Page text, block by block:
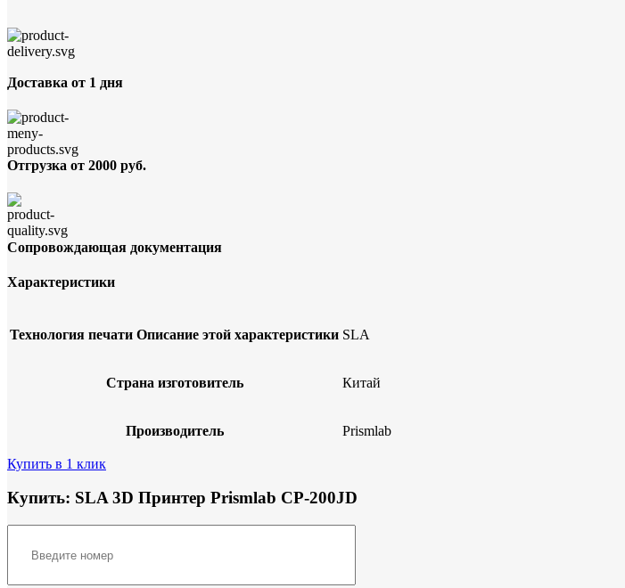
Доставка от 1 дня
Отгрузка от 2000 руб.
Сопровождающая документация
Характеристики
Технология печати Описание этой характеристики SLA
Страна изготовитель Китай
Производитель Prismlab
Купить в 1 клик
Купить: SLA 3D Принтер Prismlab CP-200JD